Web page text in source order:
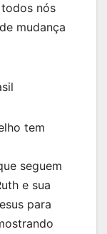
nós
mudança
tem
seguem
e sua
para